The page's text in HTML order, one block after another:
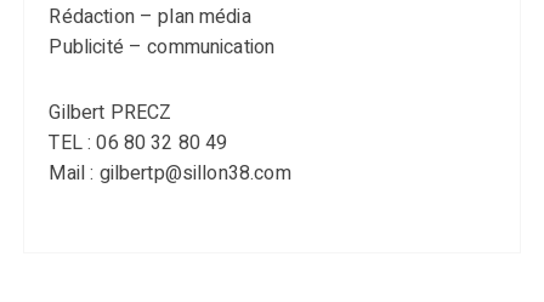
Rédaction – plan média
Publicité – communication
Gilbert PRECZ
TEL : 06 80 32 80 49
Mail : gilbertp@sillon38.com